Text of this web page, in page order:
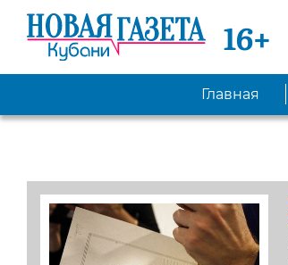
16+
Главная